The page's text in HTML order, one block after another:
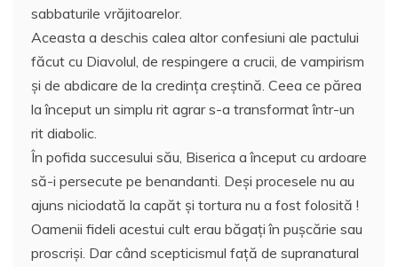
sabbaturile vrăjitoarelor.
Aceasta a deschis calea altor confesiuni ale pactului
făcut cu Diavolul, de respingere a crucii, de vampirism
şi de abdicare de la credinţa creştină. Ceea ce părea
la început un simplu rit agrar s-a transformat într-un
rit diabolic.
În pofida succesului său, Biserica a început cu ardoare
să-i persecute pe benandanti. Deşi procesele nu au
ajuns niciodată la capăt şi tortura nu a fost folosită !
Oamenii fideli acestui cult erau băgaţi în puşcărie sau
proscrişi. Dar când scepticismul faţă de supranatural